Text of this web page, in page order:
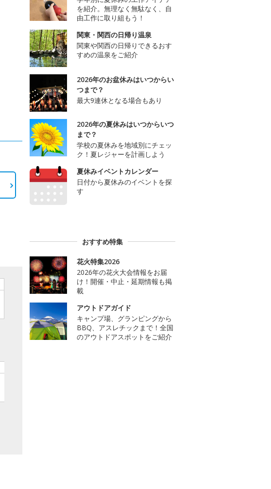
を紹介。無理なく無駄なく、自
由工作に取り組もう！
関東・関西の日帰り温泉
関東や関西の日帰りできるおす
すめの温泉をご紹介
2026年のお盆休みはいつからい
つまで？
最大9連休となる場合もあり
2026年の夏休みはいつからいつ
まで？
学校の夏休みを地域別にチェッ
ク！夏レジャーを計画しよう
夏休みイベントカレンダー
日付から夏休みのイベントを探
す
おすすめ特集
花火特集2026
2026年の花火大会情報をお届
け！開催・中止・延期情報も掲
載
アウトドアガイド
キャンプ場、グランピングから
BBQ、アスレチックまで！全国
のアウトドアスポットをご紹介